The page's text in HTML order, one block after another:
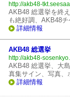
http://akb48-
AKB48 総選挙を終
も絶好調、AKB48
詳細情報
AKB48 総選挙
http://akb48-
AKB48 総選挙、大
真集サイン、写真、
詳細情報